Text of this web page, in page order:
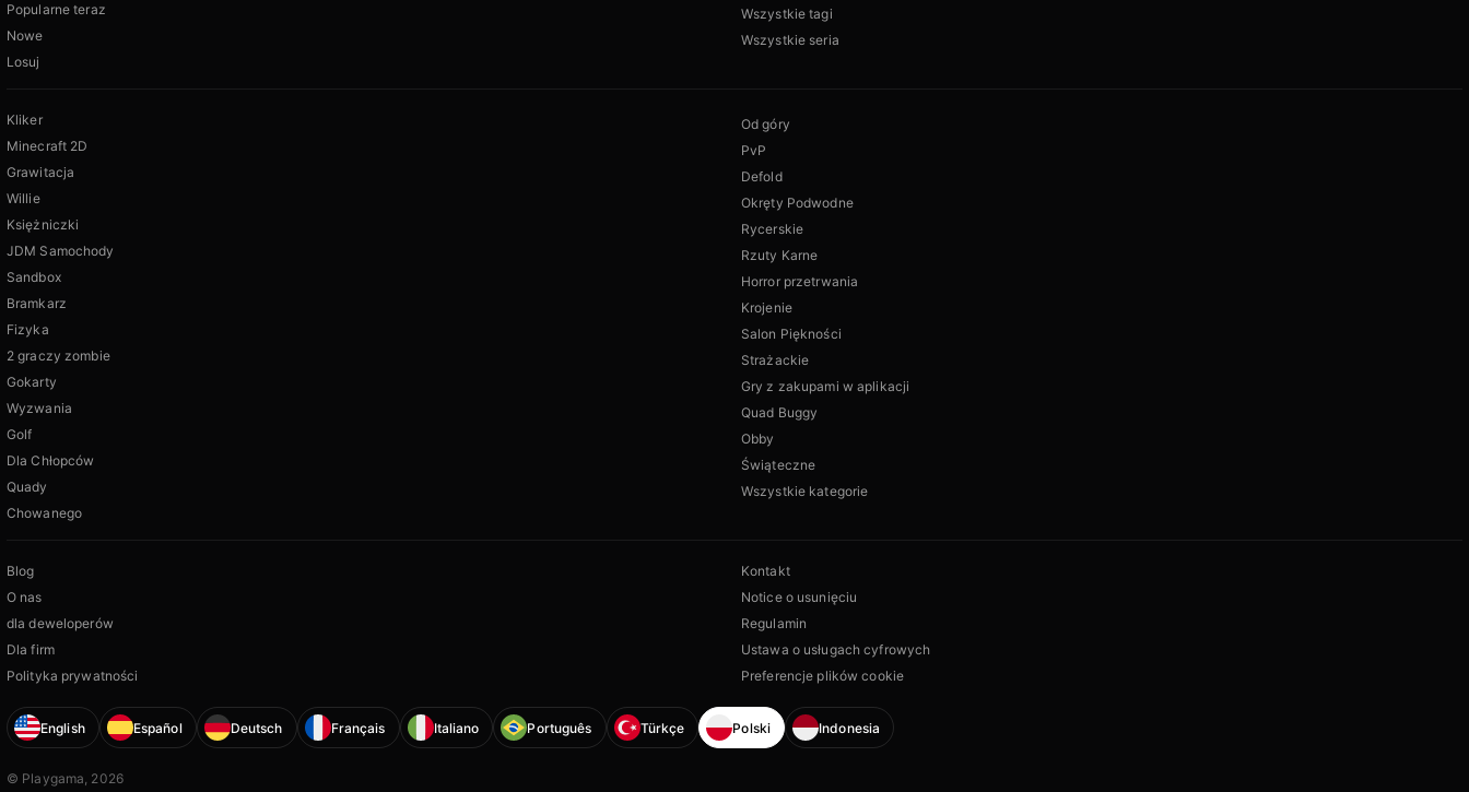
Popularne teraz
Nowe
Losuj
Wszystkie tagi
Wszystkie seria
Kliker
Minecraft 2D
Grawitacja
Willie
Księżniczki
JDM Samochody
Sandbox
Bramkarz
Fizyka
2 graczy zombie
Gokarty
Wyzwania
Golf
Dla Chłopców
Quady
Chowanego
Od góry
PvP
Defold
Okręty Podwodne
Rycerskie
Rzuty Karne
Horror przetrwania
Krojenie
Salon Piękności
Strażackie
Gry z zakupami w aplikacji
Quad Buggy
Obby
Świąteczne
Wszystkie kategorie
Blog
O nas
dla deweloperów
Dla firm
Polityka prywatności
Kontakt
Notice o usunięciu
Regulamin
Ustawa o usługach cyfrowych
Preferencje plików cookie
English Español Deutsch Français Italiano Português Türkçe Polski Indonesia
© Playgama, 2026